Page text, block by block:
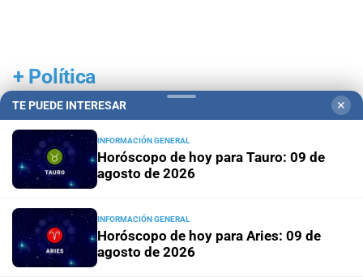
+ Política
TE PUEDE INTERESAR ✕
INFORMACIÓN GENERAL
Horóscopo de hoy para Tauro: 09 de
agosto de 2026
INFORMACIÓN GENERAL
Horóscopo de hoy para Aries: 09 de
agosto de 2026